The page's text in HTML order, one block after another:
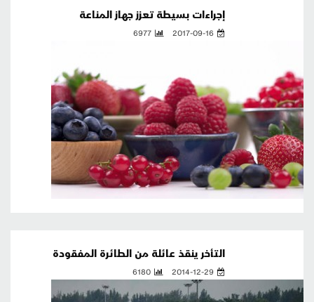
إجراءات بسيطة تعزز جهاز المناعة
2017-09-16
6977
التأخر ينقذ عائلة من الطائرة المفقودة
2014-12-29
6180